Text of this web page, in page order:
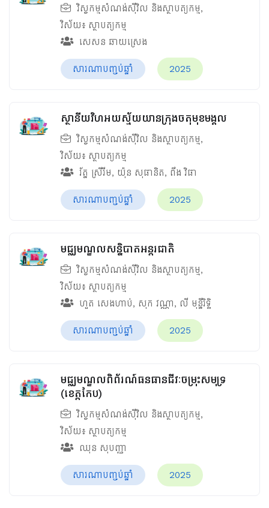
វិស្វកម្មសំណង់ស៊ីវិល និងស្ថាបត្យកម្ម,
វិស័យ៖ ស្ថាបត្យកម្ម
សេសន ឆាយស្រេង
សារណាបញ្ចប់ឆ្នាំ 2025
ស្ថានីយវិហអយស្ម័យយានក្រុងចតុមុខមង្គល
វិស្វកម្មសំណង់ស៊ីវិល និងស្ថាបត្យកម្ម,
វិស័យ៖ ស្ថាបត្យកម្ម
រ័ត្ន ស្រីរីម, យ៉ុន សុផានិត, ពឹង វិផា
សារណាបញ្ចប់ឆ្នាំ 2025
មជ្ឈមណ្ឌលសន្និបាតអន្តរជាតិ
វិស្វកម្មសំណង់ស៊ីវិល និងស្ថាបត្យកម្ម,
វិស័យ៖ ស្ថាបត្យកម្ម
ហួត សេងហាប់, សុក វណ្ណា, លី មុន្នីរិទ្ធិ
សារណាបញ្ចប់ឆ្នាំ 2025
មជ្ឈមណ្ឌលពិព័រណ៍ធនធានជីវៈចម្រុះសមុទ្រ
(ខេត្តកែប)
វិស្វកម្មសំណង់ស៊ីវិល និងស្ថាបត្យកម្ម,
វិស័យ៖ ស្ថាបត្យកម្ម
ឈុន សុបញ្ញា
សារណាបញ្ចប់ឆ្នាំ 2025